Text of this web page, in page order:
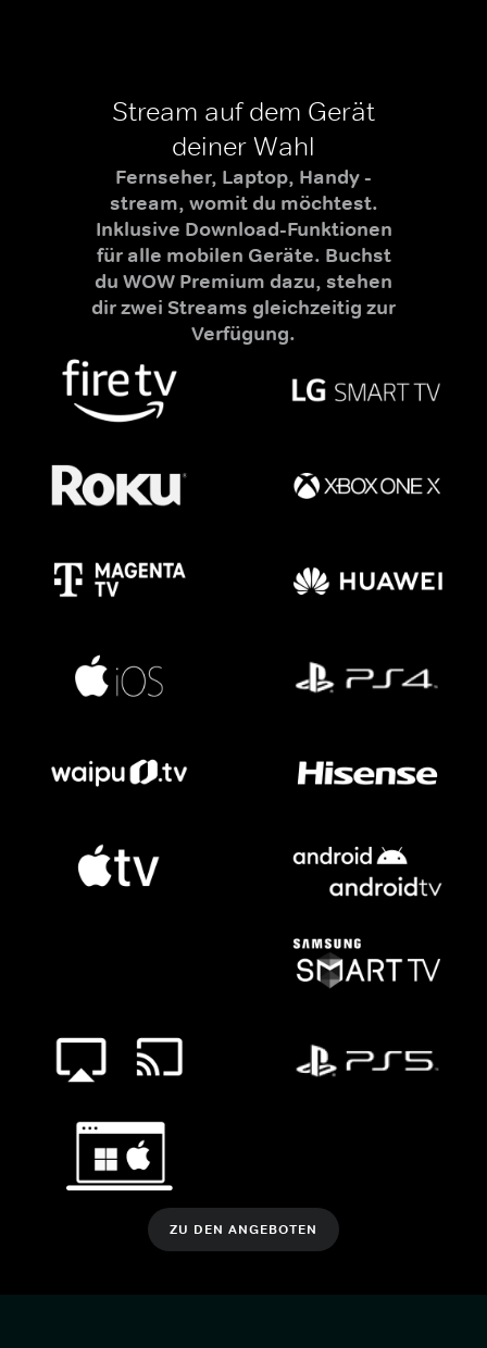
Stream auf dem Gerät
deiner Wahl
Fernseher, Laptop, Handy -
stream, womit du möchtest.
Inklusive Download-Funktionen
für alle mobilen Geräte. Buchst
du WOW Premium dazu, stehen
dir zwei Streams gleichzeitig zur
Verfügung.
ZU DEN ANGEBOTEN